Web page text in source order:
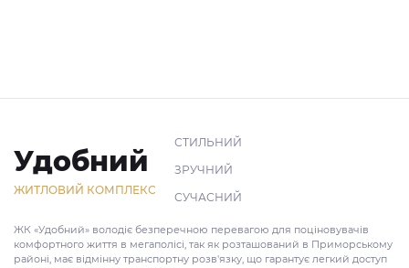
Удобний
ЖИТЛОВИЙ КОМПЛЕКС
СТИЛЬНИЙ
ЗРУЧНИЙ
СУЧАСНИЙ
ЖК «Удобний» володіє безперечною перевагою для поціновувачів
комфортного життя в мегаполісі, так як розташований в Приморському
районі, має відмінну транспортну розв'язку, що гарантує легкий доступ